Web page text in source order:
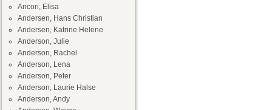
Ancori, Elisa
Andersen, Hans Christian
Andersen, Katrine Helene
Anderson, Julie
Anderson, Rachel
Anderson, Lena
Anderson, Peter
Anderson, Laurie Halse
Anderson, Andy